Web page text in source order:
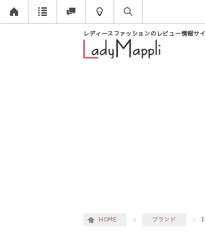
レディースファッションのレビュー情報サ
HOME ブランド